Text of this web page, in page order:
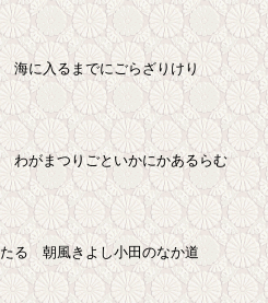
海に入るまでにごらざりけり
わがまつりごといかにかあるらむ
る　朝風きよし小田のなか道